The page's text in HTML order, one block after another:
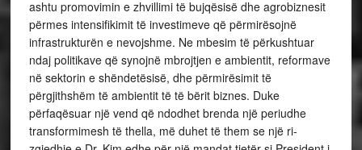
ashtu promovimin e zhvillimi të bujqësisë dhe agrobiznesit
përmes intensifikimit të investimeve që përmirësojnë
infrastrukturën e nevojshme. Ne mbesim të përkushtuar
ndaj politikave që synojnë mbrojtjen e ambientit, reformave
në sektorin e shëndetësisë, dhe përmirësimit të
përgjithshëm të ambientit të të bërit biznes. Duke
përfaqësuar një vend që ndodhet brenda një periudhe
transformimesh të thella, më duhet të them se një ri-